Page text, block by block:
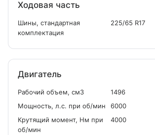
Ходовая часть
Шины, стандартная
комплектация
225/65 R17
Двигатель
Рабочий объем, см3
1496
Мощность, л.с. при об/мин
6000
Крутящий момент, Нм при
об/мин
4000